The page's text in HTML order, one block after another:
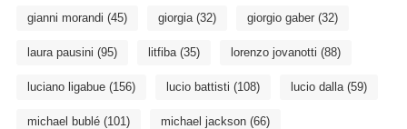
gianni morandi (45) giorgia(32) giorgio gaber(32)
laura pausini (95) litfiba(35) lorenzo jovanotti (88)
luciano ligabue(156) lucio battisti (108) lucio dalla(59)
michael bublé(101) michael jackson(66)